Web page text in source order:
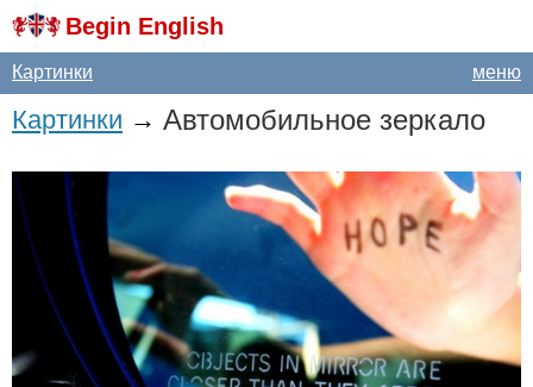
Begin English
меню
Картинки
Картинки → Автомобильное зеркало